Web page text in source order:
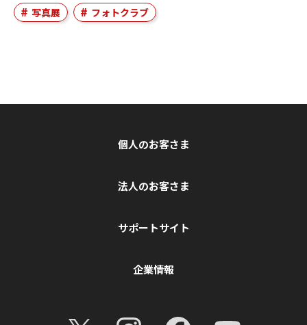
写真展 フォトクラブ
個人のお客さま
法人のお客さま
サポートサイト
企業情報